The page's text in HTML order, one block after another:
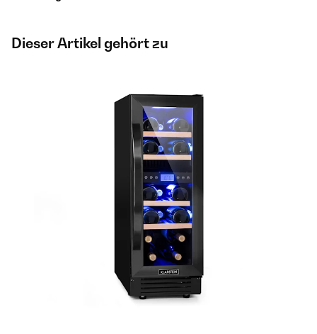
Dieser Artikel gehört zu